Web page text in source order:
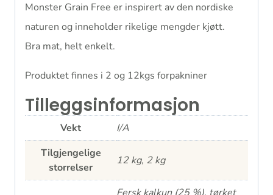
Monster Grain Free er inspirert av den nordiske
naturen og inneholder rikelige mengder kjøtt.
Bra mat, helt enkelt.
Produktet finnes i 2 og 12kgs forpakniner
Tilleggsinformasjon
Vekt
I/A
Tilgjengelige
storrelser
12 kg, 2 kg